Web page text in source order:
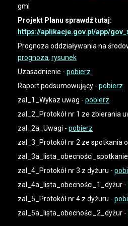
gml
Projekt Planu sprawdź tutaj:
https://aplikacje.gov.pl/app/
Prognoza oddziaływania na
prognoza, rysunek
Uzasadnienie - pobierz
Raport podsumowujący - pobierz
zal_1_Wykaz uwag - pobierz
zal_2_Protokół nr 1 ze zbierania
zal_2a_Uwagi - pobierz
zal_3_Protokół nr 2 ze spotkania
zal_4_Protokół nr 3 z dyżuru -
zal_4a_lista_obecności_1_dyżur -
zal_5_Protokół nr 4 z dyżuru -
zal_5a_lista_obecności_2_dyżur -